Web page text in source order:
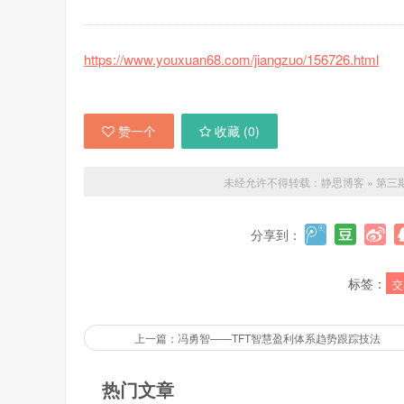
https://www.youxuan68.com/jiangzuo/156726.html
赞一个 收藏 (0)
未经允许不得转载： 静思博客 » 第三
分享到：
标签：
上一篇：冯勇智——TFT智慧盈利体系趋势跟踪技法
热门文章